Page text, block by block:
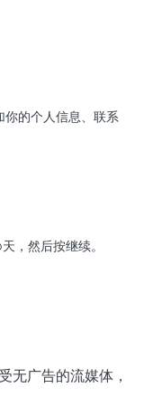
的个人信息、联系
，然后按继续。
无广告的流媒体，